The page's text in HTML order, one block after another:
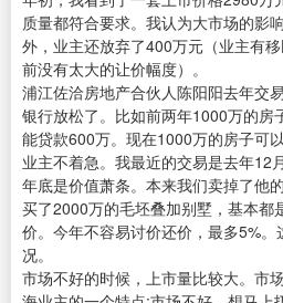
质量都符合要求。我认为大市场的影
外，业主还放弃了400万元（业主有
前没有太大的让价幅度）。
浦江佐洽房地产合伙人陈阳阳去年交
银行放松了。比如前两年1000万的房
能贷款600万。现在1000万的房子可以
业主不着急。我最近的交易是去年12
年底是价值萧条。本来我们卖掉了他
买了2000万的毛坯叠加别墅，基本都
价。今年不容易讨价还价，最多5%
况。
市场不好的时候，上市量比较大。市